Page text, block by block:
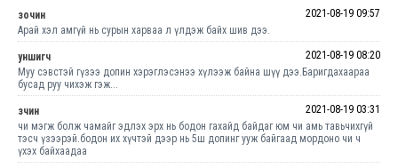
зочин
2021-08-19 09:57
Арай хэл амгүй нь сурын харваа л үлдэж байх шив дээ.
уншигч
2021-08-19 08:20
Муу сэвстэй гүзээ допин хэрэглэсэнээ хүлээж байна шүү дээ.Баригдахаараа
бусад руу чихэж гэж...
зчин
2021-08-19 03:31
чи мэгж болж чамайг эдлэх эрх нь бодон гахайд байдаг юм чи амь тавьчихгүй
тэсч үзээрэй.бодон их хүчтэй дээр нь 5ш допинг ууж байгаад мордоно чи ч
үхэх байхаадаа